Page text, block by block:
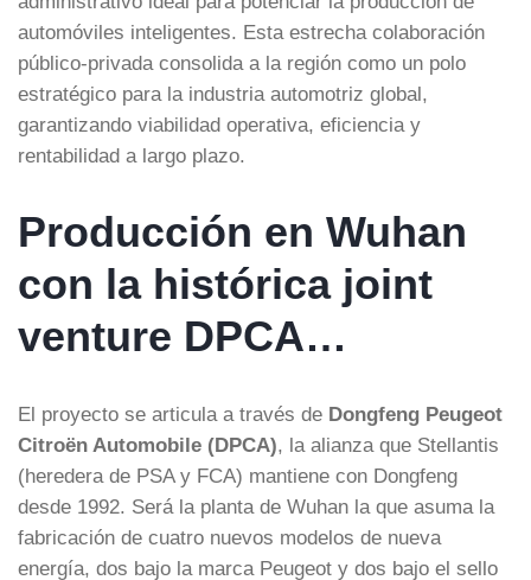
automóviles inteligentes. Esta estrecha colaboración
público-privada consolida a la región como un polo
estratégico para la industria automotriz global,
garantizando viabilidad operativa, eficiencia y
rentabilidad a largo plazo.
Producción en Wuhan
con la histórica joint
venture DPCA…
El proyecto se articula a través de Dongfeng Peugeot
Citroën Automobile (DPCA), la alianza que Stellantis
(heredera de PSA y FCA) mantiene con Dongfeng
desde 1992. Será la planta de Wuhan la que asuma la
fabricación de cuatro nuevos modelos de nueva
energía, dos bajo la marca Peugeot y dos bajo el sello